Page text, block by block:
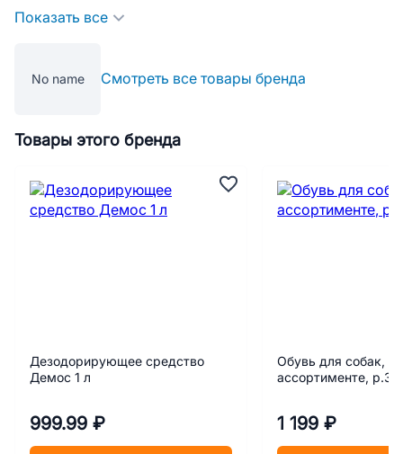
Показать все
No name Смотреть все товары бренда
Товары этого бренда
Дезодорирующее средство
Демос 1 л
999.99 ₽
Обувь для собак,
ассортименте, р.3
1 199 ₽